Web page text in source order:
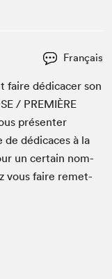
Français
faire dédi­cac­er son
/ PRE­MIÈRE
présen­ter
de dédi­caces à la
un cer­tain nom­
vous faire remet­